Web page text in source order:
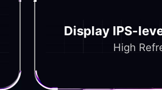
Display IPS-
High